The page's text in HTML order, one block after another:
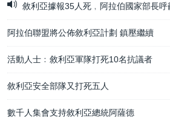
敘利亞據報35人死﹐阿拉伯國家部長呼
阿拉伯聯盟將公佈敘利亞計劃 鎮壓繼續
活動人士﹕敘利亞軍隊打死10名抗議者
敘利亞安全部隊又打死五人
數千人集會支持敘利亞總統阿薩德